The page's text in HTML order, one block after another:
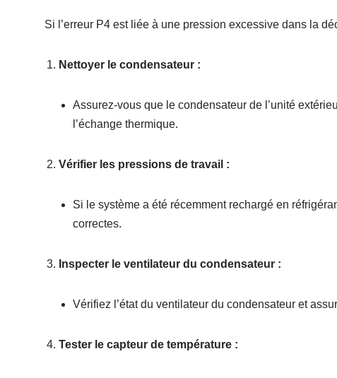
Si l’erreur P4 est liée à une pression excessive dans la
Nettoyer le condensateur :
Assurez-vous que le condensateur de l’unité
l’échange thermique.
Vérifier les pressions de travail :
Si le système a été récemment rechargé en
correctes.
Inspecter le ventilateur du condensateur :
Vérifiez l’état du ventilateur du condensateur et
Tester le capteur de température :